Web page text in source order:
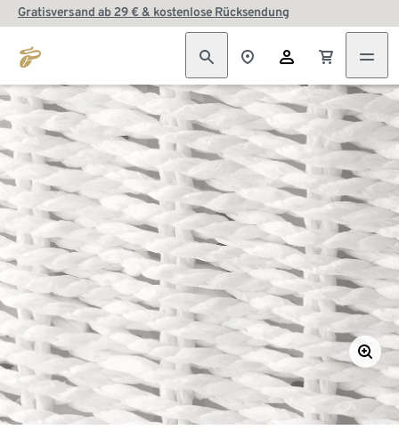
Gratisversand ab 29 € & kostenlose Rücksendung